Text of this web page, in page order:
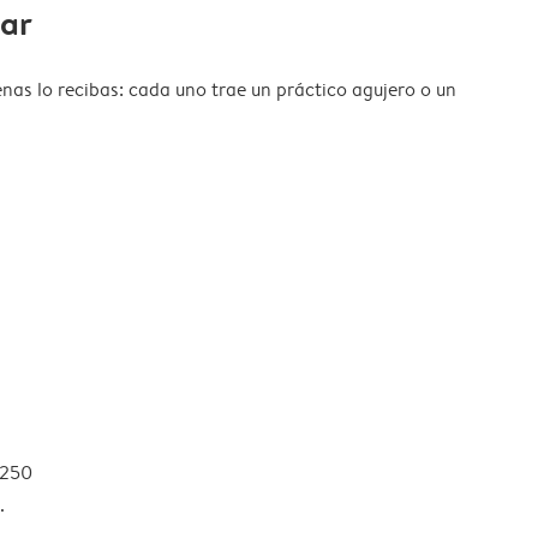
lo recibas: cada uno trae un práctico agujero o un